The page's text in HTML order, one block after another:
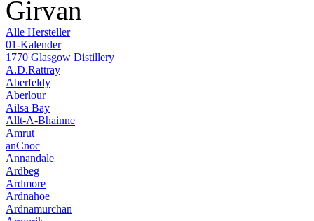
Girvan
Alle Hersteller
01-Kalender
1770 Glasgow Distillery
A.D.Rattray
Aberfeldy
Aberlour
Ailsa Bay
Allt-A-Bhainne
Amrut
anCnoc
Annandale
Ardbeg
Ardmore
Ardnahoe
Ardnamurchan